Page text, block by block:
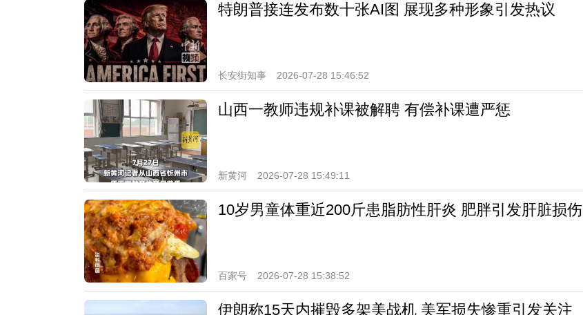
特朗普接连发布数十张AI图 展现多种形象引发热议
长安街知事 2026-07-28 15:46:52
山西一教师违规补课被解聘 有偿补课遭严惩
新黄河 2026-07-28 15:49:11
10岁男童体重近200斤患脂肪性肝炎 肥胖引发肝脏损伤
百家号 2026-07-28 15:38:52
伊朗称15天内摧毁多架美战机 美军损失惨重引发关注